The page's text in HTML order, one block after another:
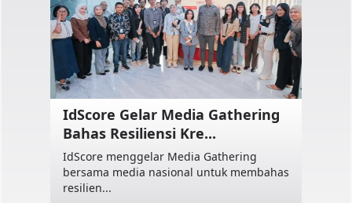
IdScore Gelar Media Gathering
Bahas Resiliensi Kre...
IdScore menggelar Media Gathering
bersama media nasional untuk membahas
resilien...